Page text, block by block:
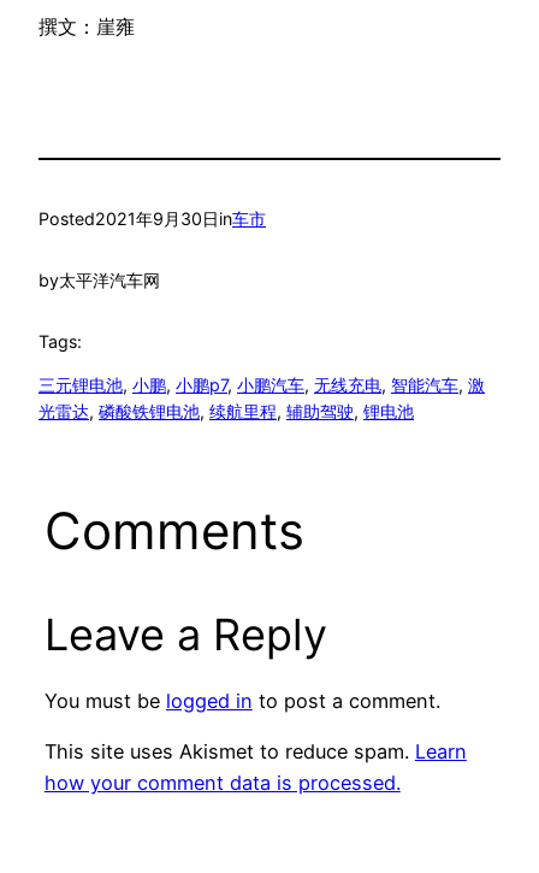
撰文：崖雍
Posted2021年9月30日in车市
by太平洋汽车网
Tags:
三元锂电池, 小鹏, 小鹏p7, 小鹏汽车, 无线充电, 智能汽车, 激
光雷达, 磷酸铁锂电池, 续航里程, 辅助驾驶, 锂电池
Comments
Leave a Reply
You must be logged in to post a comment.
This site uses Akismet to reduce spam. Learn
how your comment data is processed.